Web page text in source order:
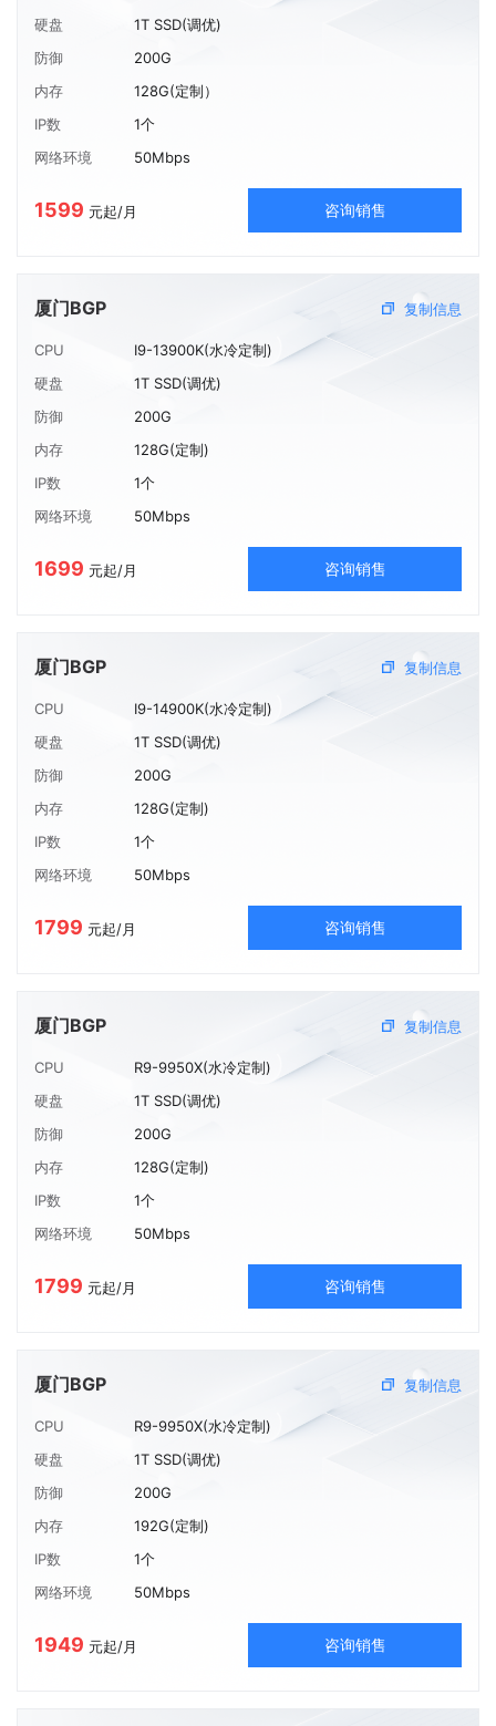
硬盘
1T SSD(调优)
防御
200G
内存
128G(定制）
IP数
1个
网络环境
50Mbps
1599 元起/月 咨询销售
厦门BGP 复制信息
CPU
I9-13900K(水冷定制)
硬盘
1T SSD(调优)
防御
200G
内存
128G(定制)
IP数
1个
网络环境
50Mbps
1699 元起/月 咨询销售
厦门BGP 复制信息
CPU
I9-14900K(水冷定制)
硬盘
1T SSD(调优)
防御
200G
内存
128G(定制)
IP数
1个
网络环境
50Mbps
1799 元起/月 咨询销售
厦门BGP 复制信息
CPU
R9-9950X(水冷定制)
硬盘
1T SSD(调优)
防御
200G
内存
128G(定制)
IP数
1个
网络环境
50Mbps
1799 元起/月 咨询销售
厦门BGP 复制信息
CPU
R9-9950X(水冷定制)
硬盘
1T SSD(调优)
防御
200G
内存
192G(定制)
IP数
1个
网络环境
50Mbps
1949 元起/月 咨询销售